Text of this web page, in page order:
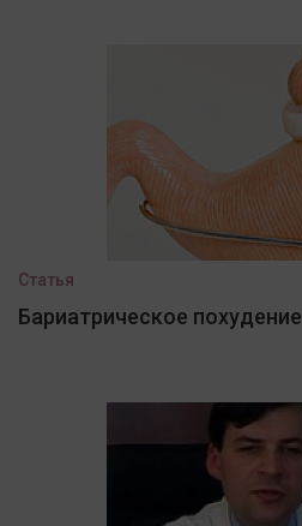
Статья
Бариатрическое похудение